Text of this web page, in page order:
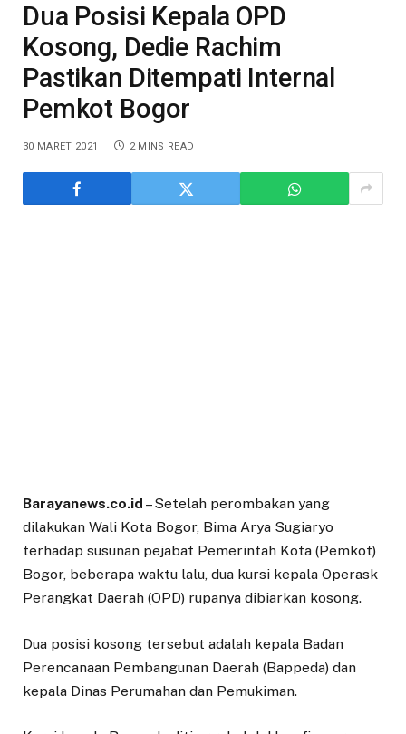
Dua Posisi Kepala OPD
Kosong, Dedie Rachim
Pastikan Ditempati Internal
Pemkot Bogor
30 MARET 2021 2 MINS READ
Barayanews.co.id – Setelah perombakan yang
dilakukan Wali Kota Bogor, Bima Arya Sugiaryo
terhadap susunan pejabat Pemerintah Kota (Pemkot)
Bogor, beberapa waktu lalu, dua kursi kepala Operask
Perangkat Daerah (OPD) rupanya dibiarkan kosong.
Dua posisi kosong tersebut adalah kepala Badan
Perencanaan Pembangunan Daerah (Bappeda) dan
kepala Dinas Perumahan dan Pemukiman.